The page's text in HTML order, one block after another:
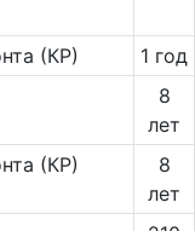
(КР)
1 год
8
лет
(КР)
8
лет